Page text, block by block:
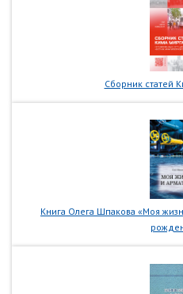
Сборник статей
Книга Олега Шпакова «Моя